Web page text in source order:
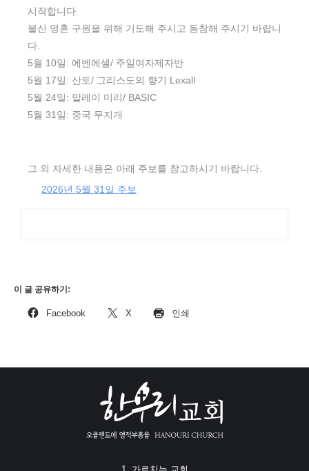
시작합니다.
불신 영혼 구원을 위해 기도해 주시고 동참해 주시기 바랍니
다.
5월 10일: 에벤에셀/ 주일여자제자반
5월 17일: 산토/ 그리스도의 향기 Lexall
5월 24일: 말레이 미리/ BASIC
5월 31일: 중국 무지개
그 외 자세한 내용은 아래 주보를 참고하시기 바랍니다.
2026년 5월 31일 주보
이 글 공유하기:
Facebook X 인쇄